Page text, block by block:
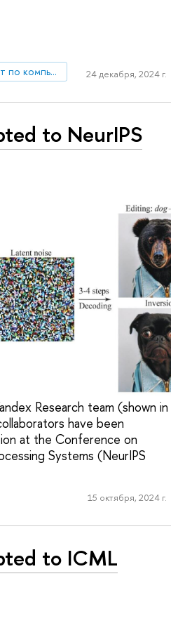
Диссертационный совет по компьютерным наукам
24 декабря, 2024 г.
to NeurIPS
Research team (shown in
have been
at the Conference on
Systems (NeurIPS
15 октября, 2024 г.
to ICML